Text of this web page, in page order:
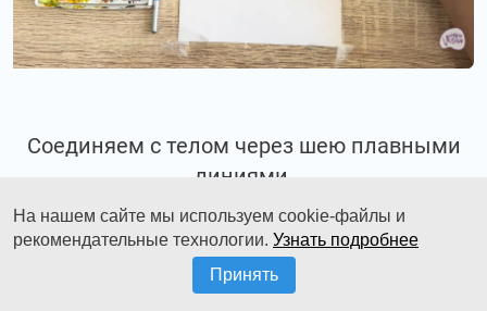
Соединяем с телом через шею плавными
линиями.
На нашем сайте мы используем cookie-файлы и
рекомендательные технологии. Узнать подробнее
Принять